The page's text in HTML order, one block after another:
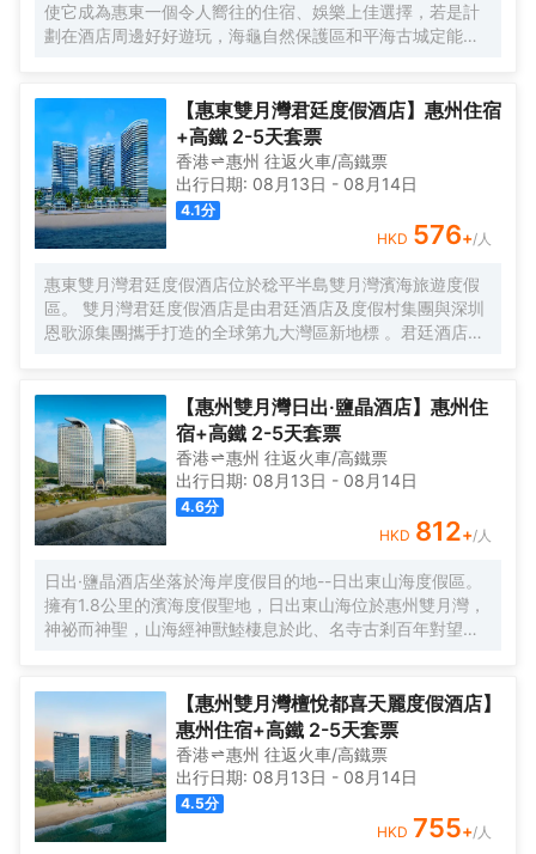
使它成為惠東一個令人嚮往的住宿、娛樂上佳選擇，若是計
劃在酒店周邊好好遊玩，海龜自然保護區和平海古城定能滿
熱水壺和咖啡壺/茶壺，以滿足您的飲水需求，浴室配有拖
鞋、24小時熱水和浴缸/ 酒店備受好評的中餐廳和西餐廳,會
為您提供舒適的用餐體驗,閒暇時間在酒店的酒吧喝上一杯,是
您休憩放鬆的好選擇。如果旅客願意,酒店可以提供滿足需求
的客房送餐服務。 酒店種類繁多的休閒設施能為每一位下榻
於此的您創造多元化的休閒空間，這其中地包括酒店無邊際
泳池及中心園林泳池、健身房、兒童樂園、沙灘運動項目
（如沙灘摩托車、海上摩托艇等）、會議廳等,定能滿足您休
閒商務活動方面的需求。酒店內設有禮品廊方便購物。入住
酒店的旅客,可以使用酒店停車場。
【惠東雙月灣君廷度假酒店】惠州住宿
+高鐵 2-5天套票
香港 惠州 往返火車/高鐵票
出行日期: 08月13日 - 08月14日
4.1分
HKD 576+/人
惠東雙月灣君廷度假酒店位於稔平半島雙月灣濱海旅遊度假
區。 雙月灣君廷度假酒店是由君廷酒店及度假村集團與深圳
恩歌源集團攜手打造的全球第九大灣區新地標 。君廷酒店及
和真實誠摯的服務，其“優雅”、“紳士”與“好客”的待客之道讓
君廷的名字得以完美詮釋。目前已擁有聖頓、君域、珺邸、
君廷、聖曼、君瑞、聖瑞達、富喜塢、邦臣譽邸、邦臣、聖
達曼11個酒店品牌，主要管理城市商務酒店、度假酒店、高
檔服務式公寓及高級俱樂部會所，業務領域主要遍佈歐洲、
北美洲、中國大陸等地。 一千零一夜”童夢奇緣，圓夢君廷！
酒店擁有各類豪華海景客房一千餘間套，擁有海上倶樂部、
無邊際泳池、室內外温泉泡池、大型多功能廳、智能會議
室、特色中西餐廳、親子樂園、KTV、棋牌室等綜合遊樂配
套設施。酒店根植於本土文化，營造着“原生、低奢、悅然”的
獨特時空體驗和愉悅生活方式,讓客人盡享度假新概念。
【惠州雙月灣日出·鹽晶酒店】惠州住
宿+高鐵 2-5天套票
香港 惠州 往返火車/高鐵票
出行日期: 08月13日 - 08月14日
4.6分
HKD 812+/人
日出·鹽晶酒店坐落於海岸度假目的地--日出東山海度假區。
擁有1.8公里的濱海度假聖地，日出東山海位於惠州雙月灣，
神祕而神聖，山海經神獸鯥棲息於此、名寺古剎百年對望、
感，並在日出·鹽晶酒店的室內空間中加以演繹。人間百味，
因鹽聚人。鹽的析出、結晶、聚合，以鹽為緣，貫徹始終。
由“鹽晶”引申出來的不規則圖形，地面、燈飾、鏡子和室內各
種裝飾圖形等，均別具匠心。白色多面體的“鹽”狀吊燈，牆壁
設計成高空俯瞰平鋪鹽田狀，隨處可見的鹽晶狀物件，窗外
藍色的大海，柔和的灰褐土地色澤等，交織在由木石材料構
成的空間中。 房間面積42㎡起，擁有獨立陽台，每間房均可
【惠州雙月灣檀悅都喜天麗度假酒店】
惠州住宿+高鐵 2-5天套票
香港 惠州 往返火車/高鐵票
出行日期: 08月13日 - 08月14日
4.5分
HKD 755+/人